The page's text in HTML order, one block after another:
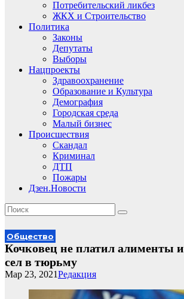
Потребительский ликбез
ЖКХ и Строительство
Политика
Законы
Депутаты
Выборы
Нацпроекты
Здравоохранение
Образование и Культура
Демография
Городская среда
Малый бизнес
Происшествия
Скандал
Криминал
ДТП
Пожары
Дзен.Новости
Общество
Кочковец не платил алименты и
сел в тюрьму
Редакция
Мар 23, 2021